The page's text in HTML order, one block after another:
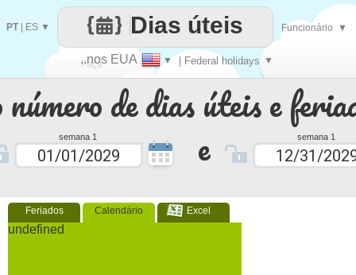
de dias úteis e
semana 1 e semana 1
Feriados Calendário Excel
undefined
Faça
cada
..nos EUA ▼ | Federal holidays ▼
Dias úteis
PT| ES ▼ Funcionário ▼